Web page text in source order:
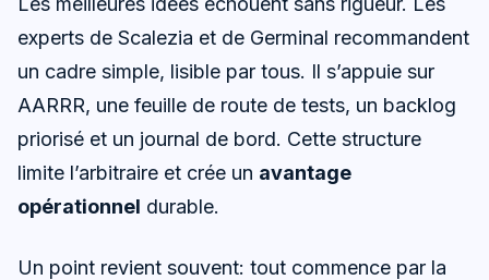
experts de Scalezia et de Germinal recommandent
un cadre simple, lisible par tous. Il s’appuie sur
AARRR, une feuille de route de tests, un backlog
priorisé et un journal de bord. Cette structure
limite l’arbitraire et crée un avantage
opérationnel durable.
Un point revient souvent: tout commence par la